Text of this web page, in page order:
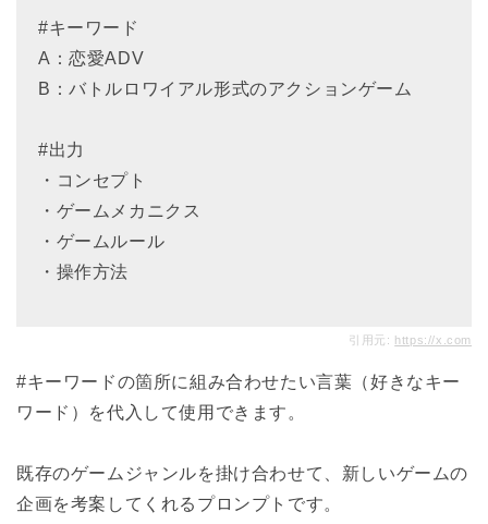
#キーワード
A：恋愛ADV
B：バトルロワイアル形式のアクションゲーム
#出力
・コンセプト
・ゲームメカニクス
・ゲームルール
・操作方法
引用元: https://x.com
#キーワードの箇所に組み合わせたい言葉（好きなキー
ワード）を代入して使用できます。
既存のゲームジャンルを掛け合わせて、新しいゲームの
企画を考案してくれるプロンプトです。